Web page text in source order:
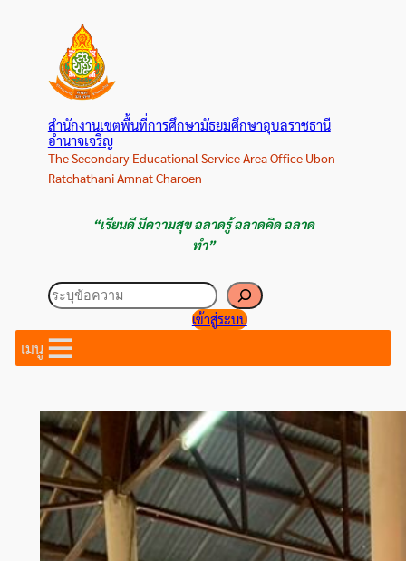
สำนักงานเขตพื้นที่การศึกษามัธยมศึกษาอุบลราชธานี
อำนาจเจริญ
The Secondary Educational Service Area Office Ubon
Ratchathani Amnat Charoen
“เรียนดี มีความสุข ฉลาดรู้ ฉลาดคิด ฉลาด
ทำ”
ค้นหา
เข้าสู่ระบบ
เมนู